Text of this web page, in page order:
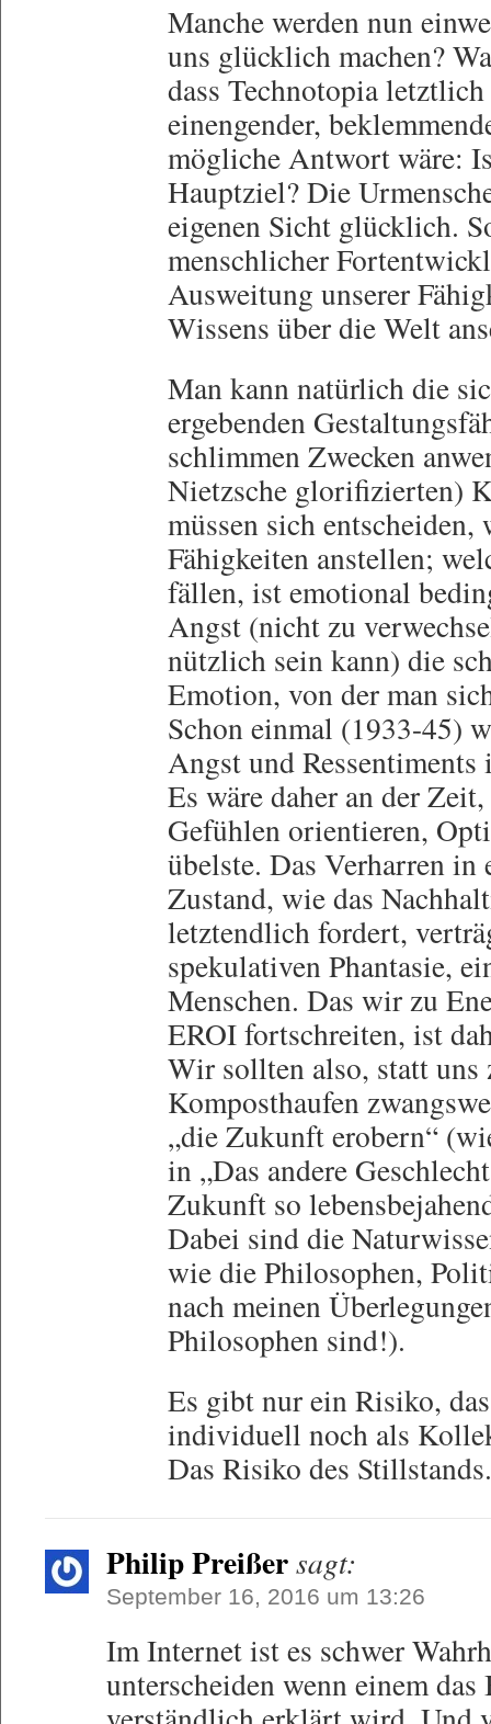
Manche werden nun
uns glücklich machen?
dass Technotopia
einengender,
mögliche Antwort wäre:
Hauptziel? Die
eigenen Sicht glücklich.
menschlicher
Ausweitung unserer
Wissens über die Welt
Man kann natürlich die
ergebenden
schlimmen Zwecken
Nietzsche glorifizierten)
müssen sich
Fähigkeiten anstellen;
fällen, ist emotional
Angst (nicht zu
nützlich sein kann) die
Emotion, von der man
Schon einmal (1933-45)
Angst und Ressentiments
Es wäre daher an der
Gefühlen orientieren,
übelste. Das Verharren in
Zustand, wie das
letztendlich fordert,
spekulativen Phantasie,
Menschen. Das wir zu
EROI fortschreiten, ist
Wir sollten also, statt
Komposthaufen
„die Zukunft erobern“
in „Das andere
Zukunft so
Dabei sind die
wie die Philosophen,
nach meinen
Philosophen sind!).
Es gibt nur ein Risiko,
individuell noch als
Das Risiko des Stillstands.
Philip Preißersagt:
September 16, 2016 um 13:26
Im Internet ist es schwer
unterscheiden wenn einem